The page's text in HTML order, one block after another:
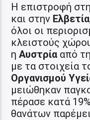
Η επιστροφή
και στην Ελβετία
όλοι οι
κλειστούς
ηΑυστρία από
με τα στοιχεία
Οργανισμού
μειώθηκαν
πέρασε κατά
θανάτων